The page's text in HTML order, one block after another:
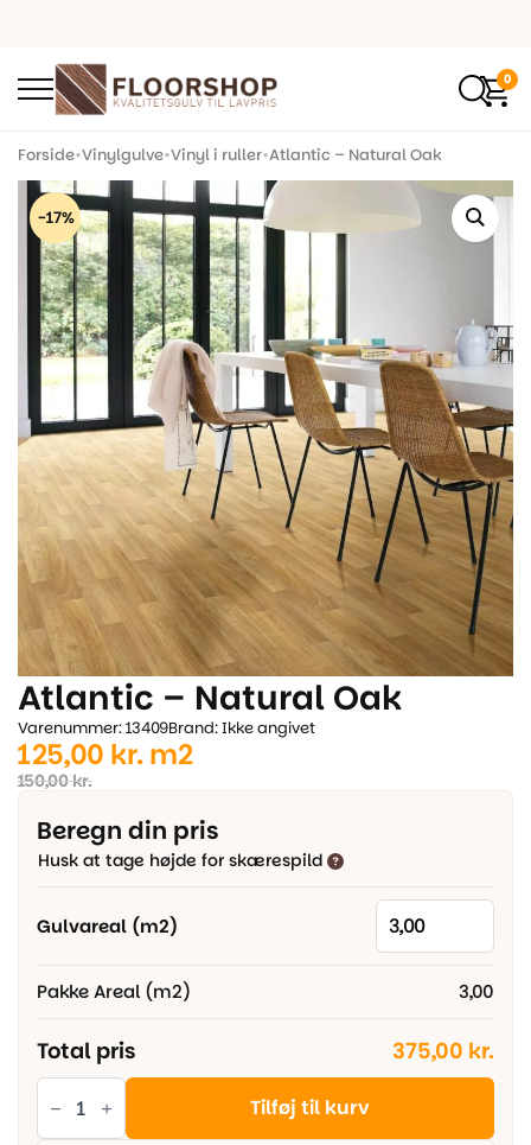
0
Forside•Vinylgulve•Vinyl i ruller•Atlantic – Natural Oak
-17%
Atlantic – Natural Oak
Varenummer: 13409Brand: Ikke angivet
150,00kr.
Den
oprindelige
pris
var:
125,00 kr.
Den
aktuelle
pris
er:
m2
Beregn din pris
Husk at tage højde for skærespild
Gulvareal (m2)
Pakke Areal (m2) 3,00
Total pris 375,00 kr.
Atlantic
Natural
Oak
Tilføj til kurv